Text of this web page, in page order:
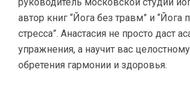
автор книг “Йога без травм” и “Йога
стресса”. Анастасия не просто даст
упражнения, а научит вас
обретения гармонии и здоровья.